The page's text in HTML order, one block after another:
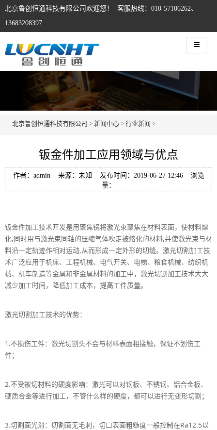
北京鲁创恒通科技有限公司欢迎您！ 客服热线：010-57106262、
13683208397
北京鲁创恒通科技有限公司 > 新闻中心 > 行业新闻 >
钣金件加工应用领域与优点
作者：admin 来源：未知 发布时间：2019-06-27 12:46 浏览
量：
钣金件加工技术开发是用聚焦镜将激光束聚焦在材料表面，使材料熔
化,同时用与激光束同轴的压缩气体吹走被熔化的材料,并使激光束与材
料沿一定轨迹作相对运动,从而形成一定外形的切缝。激光切割加工技
术广泛应用于机床、工程机械、电气开关、电梯、粮食机械、纺织机
械、机车制造等金属和非金属材料的加工中，激光切割加工技术大大
减少加工时间，降低加工成本，提高工件质量。
激光切割加工技术的优势：
1.不损伤工件：激光切割头不会与材料表面相接触，保证不划伤工
件；
2.不受被切材料的硬度影响：激光可以对钢板、不锈钢、铝合金板、
硬质合金等进行加工，不管什么样的硬度，都可以进行无变形切割；
3.切割面光滑：切割面无毛刺，切口表面粗糙度一般控制在Ra12.5以